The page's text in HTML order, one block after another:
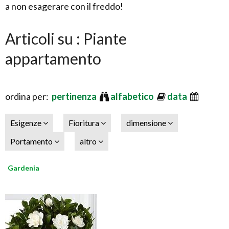
a non esagerare con il freddo!
Articoli su : Piante
appartamento
ordina per: pertinenza alfabetico data
Esigenze Fioritura
dimensione
Portamento
altro
Gardenia